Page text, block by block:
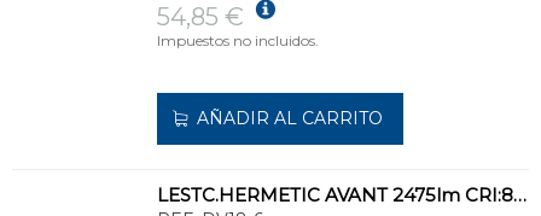
54,85 €
Impuestos no incluidos.
AÑADIR AL CARRITO
LESTC.HERMETIC AVANT 2475lm CRI:80 6000K 135° DF.POLIC.OPAL STD.BL 600x53x41mm